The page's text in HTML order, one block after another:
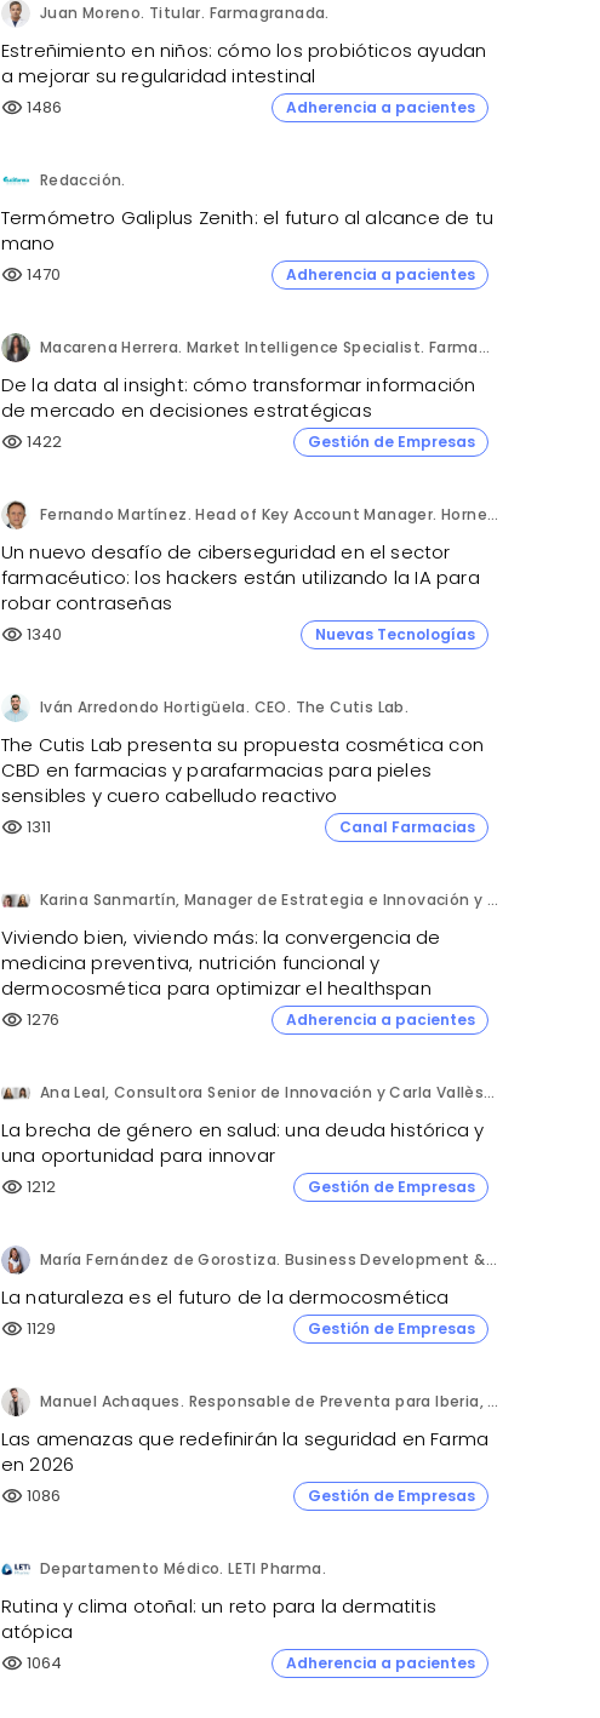
Juan Moreno. Titular. Farmagranada.
Estreñimiento en niños: cómo los probióticos ayudan
a mejorar su regularidad intestinal
visibility 1486 Adherencia a pacientes
Redacción.
Termómetro Galiplus Zenith: el futuro al alcance de tu
mano
visibility 1470 Adherencia a pacientes
Macarena Herrera. Market Intelligence Specialist. Farmaprojects (Polpharma Group).
De la data al insight: cómo transformar información
de mercado en decisiones estratégicas
visibility 1422 Gestión de Empresas
Fernando Martínez. Head of Key Account Manager. Hornetsecurity.
Un nuevo desafío de ciberseguridad en el sector
farmacéutico: los hackers están utilizando la IA para
robar contraseñas
visibility 1340 Nuevas Tecnologías
Iván Arredondo Hortigüela. CEO. The Cutis Lab.
The Cutis Lab presenta su propuesta cosmética con
CBD en farmacias y parafarmacias para pieles
sensibles y cuero cabelludo reactivo
visibility 1311 Canal Farmacias
Karina Sanmartín, Manager de Estrategia e Innovación y Ana Leal, Consultora Senior de Innovación. ANIMA.
Viviendo bien, viviendo más: la convergencia de
medicina preventiva, nutrición funcional y
dermocosmética para optimizar el healthspan
visibility 1276 Adherencia a pacientes
Ana Leal, Consultora Senior de Innovación y Carla Vallès, Manager. ANIMA.
La brecha de género en salud: una deuda histórica y
una oportunidad para innovar
visibility 1212 Gestión de Empresas
María Fernández de Gorostiza. Business Development & Sustainable Transformation Director. L'Oréal Dermatological Beauty.
La naturaleza es el futuro de la dermocosmética
visibility 1129 Gestión de Empresas
Manuel Achaques. Responsable de Preventa para Iberia, Italia y Latinoamérica. Hornetsecurity.
Las amenazas que redefinirán la seguridad en Farma
en 2026
visibility 1086 Gestión de Empresas
Departamento Médico. LETI Pharma.
Rutina y clima otoñal: un reto para la dermatitis
atópica
visibility 1064 Adherencia a pacientes